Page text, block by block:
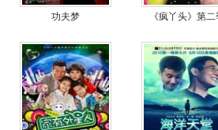
功夫梦 《疯丫头》第二